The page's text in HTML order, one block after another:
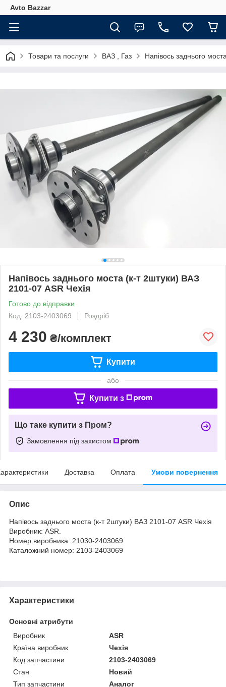
Avto Bazzar
Товари та послуги ВАЗ , Газ Напівось заднього
Напівось заднього моста (к-т 2штуки) ВАЗ
2101-07 ASR Чехія
Готово до відправки
Код: 2103-2403069
Роздріб
4 230 ₴/комплект
Купити
або
Купити з
Що таке купити з Пром?
Замовлення під захистом
Доставка Оплата Умови повернення
Опис
Напівось заднього моста (к-т 2штуки) ВАЗ 2101-07 ASR Чехія
Виробник: ASR.
Номер виробника: 21030-2403069.
Каталожний номер: 2103-2403069
Характеристики
Основні атрибути
Виробник
ASR
Країна виробник
Чехія
Код запчастини
2103-2403069
Стан
Новий
Тип запчастини
Аналог